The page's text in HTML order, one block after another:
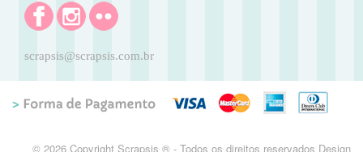
scrapsis@scrapsis.com.br
© 2026 Copyright Scrapsis ® - Todos os direitos reservados Design